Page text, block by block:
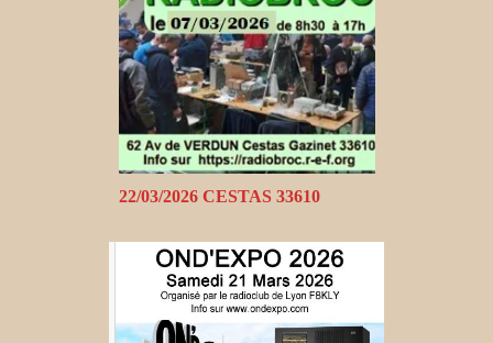
22/03/2026 CESTAS 33610